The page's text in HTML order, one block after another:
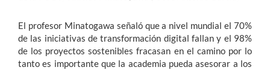
El profesor Minatogawa señaló que a nivel mundial el 70%
de las iniciativas de transformación digital fallan y el 98%
de los proyectos sostenibles fracasan en el camino por lo
tanto es importante que la academia pueda asesorar a los